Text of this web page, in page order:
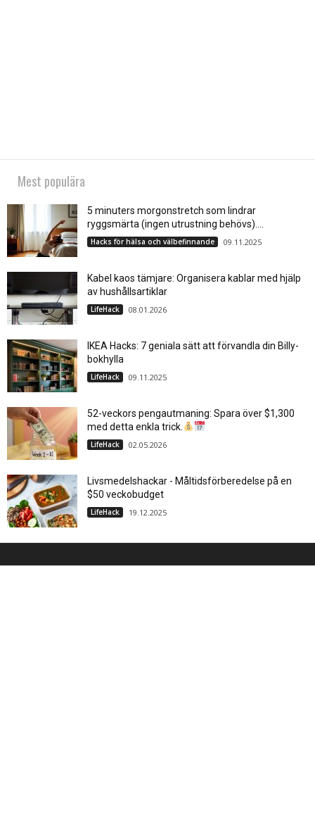
Mest populära
5 minuters morgonstretch som lindrar
ryggsmärta (ingen utrustning behövs)....
Hacks för hälsa och välbefinnande 09.11.2025
Kabel kaos tämjare: Organisera kablar med hjälp
av hushållsartiklar
LifeHack 08.01.2026
IKEA Hacks: 7 geniala sätt att förvandla din Billy-
bokhylla
LifeHack 09.11.2025
52-veckors pengautmaning: Spara över $1,300
med detta enkla trick.
LifeHack 02.05.2026
Livsmedelshackar - Måltidsförberedelse på en
$50 veckobudget
LifeHack 19.12.2025